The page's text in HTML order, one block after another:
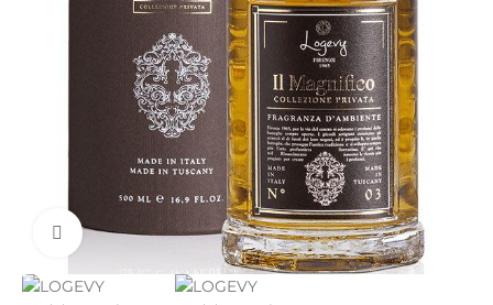
Нажмите, чтобы увеличить